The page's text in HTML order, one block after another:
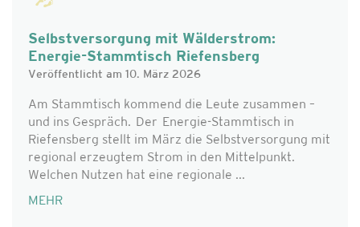
Selbstversorgung mit Wälderstrom:
Energie-Stammtisch Riefensberg
Veröffentlicht am 10. März 2026
Am Stammtisch kommend die Leute zusammen –
und ins Gespräch. Der Energie-Stammtisch in
Riefensberg stellt im März die Selbstversorgung mit
regional erzeugtem Strom in den Mittelpunkt.
Welchen Nutzen hat eine regionale ...
MEHR